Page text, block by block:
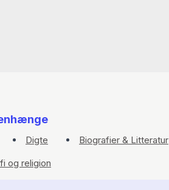
Digte
Biografier & Litteratur
og religion